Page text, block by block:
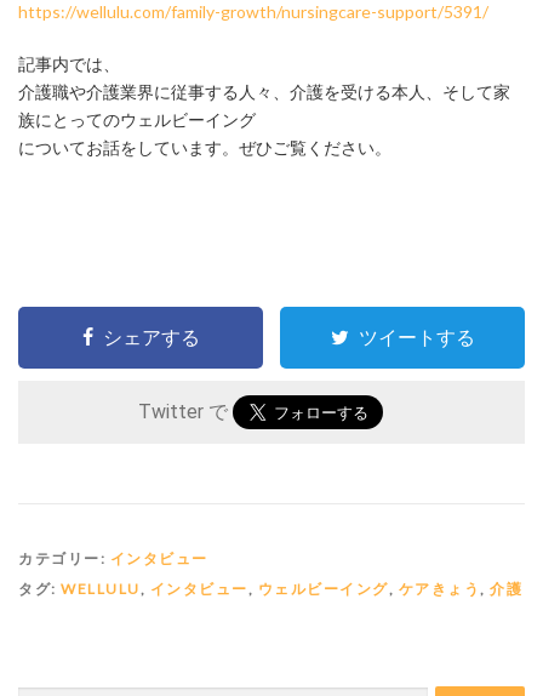
https://wellulu.com/family-growth/nursingcare-support/5391/
記事内では、
介護職や介護業界に従事する人々、介護を受ける本人、そして家
族にとってのウェルビーイング
についてお話をしています。ぜひご覧ください。
シェアする ツイートする
Twitter で
カテゴリー: インタビュー
タグ: WELLULU , インタビュー , ウェルビーイング, ケアきょう , 介護